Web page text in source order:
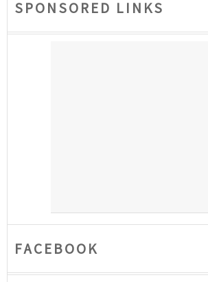
SPONSORED LINKS
FACEBOOK